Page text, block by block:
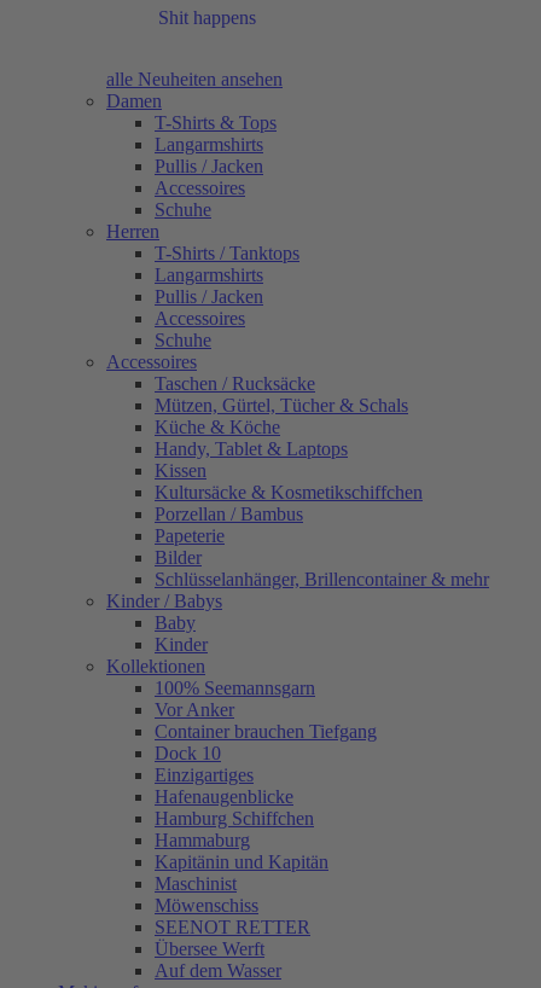
Shit happens
alle Neuheiten ansehen
Damen
T-Shirts & Tops
Langarmshirts
Pullis / Jacken
Accessoires
Schuhe
Herren
T-Shirts / Tanktops
Langarmshirts
Pullis / Jacken
Accessoires
Schuhe
Accessoires
Taschen / Rucksäcke
Mützen, Gürtel, Tücher & Schals
Küche & Köche
Handy, Tablet & Laptops
Kissen
Kultursäcke & Kosmetikschiffchen
Porzellan / Bambus
Papeterie
Bilder
Schlüsselanhänger, Brillencontainer & mehr
Kinder / Babys
Baby
Kinder
Kollektionen
100% Seemannsgarn
Vor Anker
Container brauchen Tiefgang
Dock 10
Einzigartiges
Hafenaugen­blicke
Hamburg Schiffchen
Hammaburg
Kapitänin und Kapitän
Maschinist
Möwenschiss
SEENOT RETTER
Übersee Werft
Auf dem Wasser